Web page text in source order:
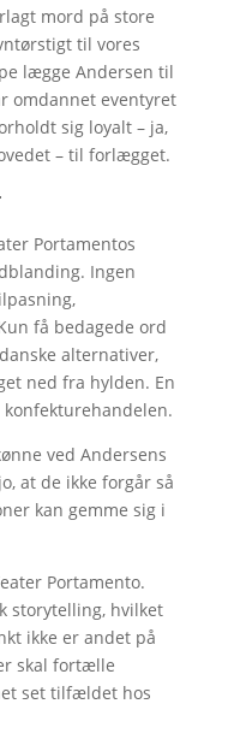
mord på store
til vores
lægge Andersen til
omdannet eventyret
sig loyalt – ja,
– til forlægget.
Portamentos
Ingen
få bedagede ord
alternativer,
ned fra hylden. En
ved Andersens
at de ikke forgår så
kan gemme sig i
Portamento.
storytelling, hvilket
ikke er andet på
skal fortælle
set tilfældet hos